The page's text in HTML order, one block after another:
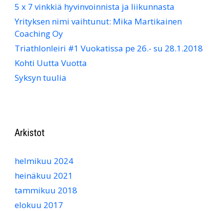
5 x 7 vinkkiä hyvinvoinnista ja liikunnasta
Yrityksen nimi vaihtunut: Mika Martikainen
Coaching Oy
Triathlonleiri #1 Vuokatissa pe 26.- su 28.1.2018
Kohti Uutta Vuotta
Syksyn tuulia
Arkistot
helmikuu 2024
heinäkuu 2021
tammikuu 2018
elokuu 2017